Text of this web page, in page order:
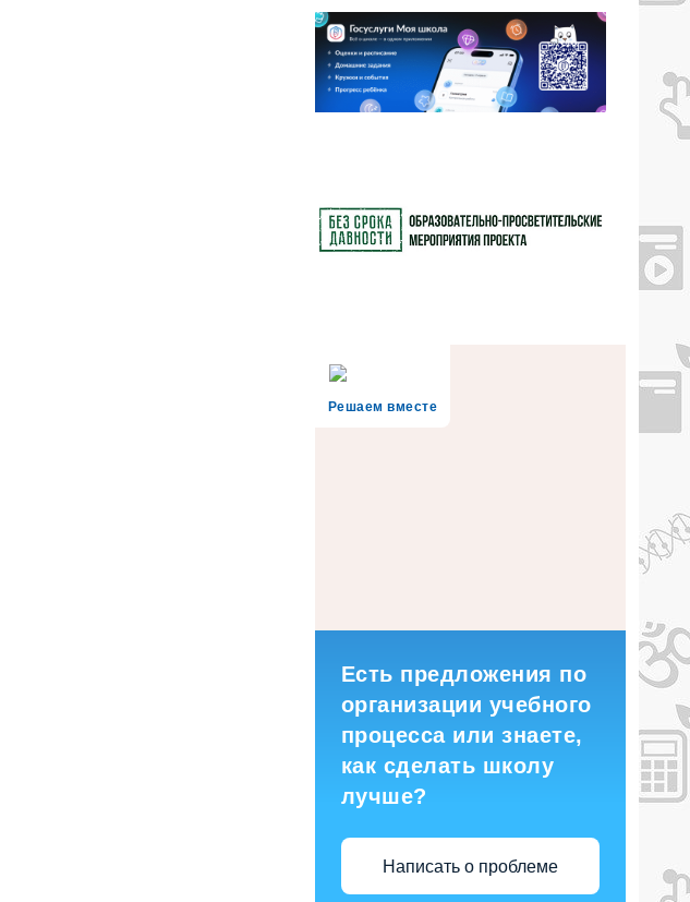
Решаем вместе
Есть предложения по
организации учебного
процесса или знаете,
как сделать школу
лучше?
Написать о проблеме